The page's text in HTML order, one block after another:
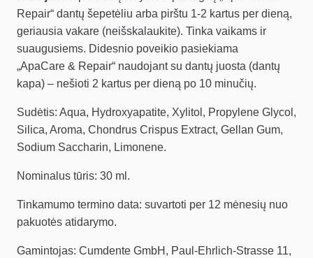
Repair“ dantų šepetėliu arba pirštu 1-2 kartus per dieną,
geriausia vakare (neišskalaukite). Tinka vaikams ir
suaugusiems. Didesnio poveikio pasiekiama
„ApaCare & Repair“ naudojant su dantų juosta (dantų
kapa) – nešioti 2 kartus per dieną po 10 minučių.
Sudėtis: Aqua, Hydroxyapatite, Xylitol, Propylene Glycol,
Silica, Aroma, Chondrus Crispus Extract, Gellan Gum,
Sodium Saccharin, Limonene.
Nominalus tūris: 30 ml.
Tinkamumo termino data: suvartoti per 12 mėnesių nuo
pakuotės atidarymo.
Gamintojas: Cumdente GmbH, Paul-Ehrlich-Strasse 11,